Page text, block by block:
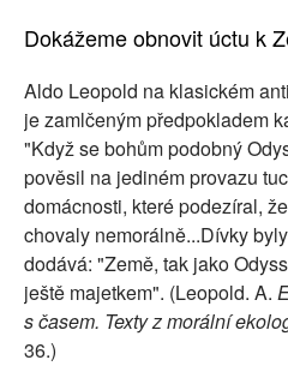
Dokážeme obnovit úctu k
Aldo Leopold na klasickém
je zamlčeným předpokladem
"Když se bohům podobný
pověsil na jediném provazu
domácnosti, které podezíral,
chovaly nemorálně...Dívky
dodává: "Země, tak jako
ještě majetkem". (Leopold. A.
s časem. Texty z morální
36.)